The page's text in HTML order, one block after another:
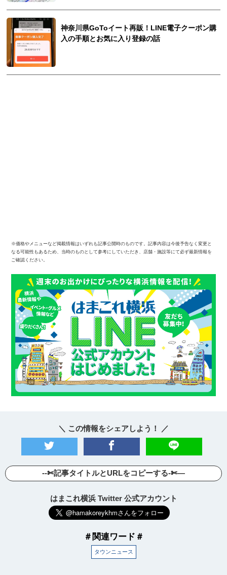
神奈川県GoToイート再販！LINE電子クーポン購
入の手順とお気に入り登録の話
※価格やメニューなど掲載情報はいずれも記事公開時のものです。記事内容は今後予告なく変更と
なる可能性もあるため、当時のものとして参考にしていただき、店舗・施設等にて必ず最新情報を
ご確認ください。
＼ この情報をシェアしよう！ ／
--✄記事タイトルとURLをコピーする-✄—
はまこれ横浜 Twitter 公式アカウント
＃関連ワード＃
タウンニュース